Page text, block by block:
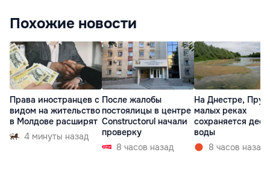
Похожие новости
Права иностранцев с
видом на жительство
в Молдове расширят
4 минуты назад
После жалобы
постоялицы в центре
Constructorul начали
проверку
8 часов назад
На Днестре,
малых реках
сохраняется
воды
8 часов назад